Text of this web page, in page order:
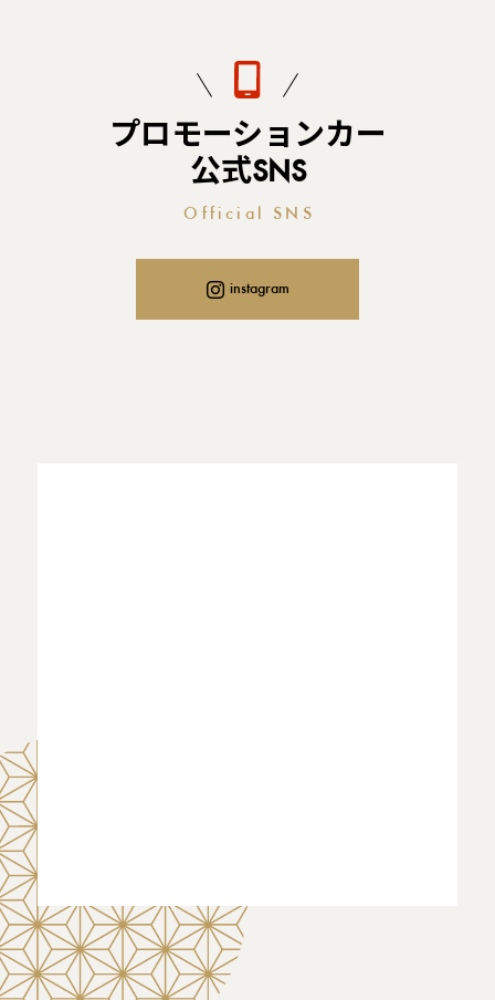
プロモーションカー
公式SNS
Official SNS
instagram